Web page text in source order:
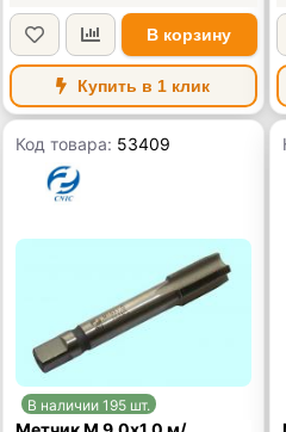
В корзину
Купить в 1 клик
Код товара: 53409
В наличии 195 шт.